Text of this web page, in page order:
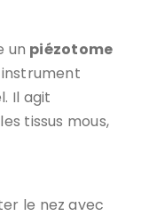
un piézotome
Il agit
tissus mous,
le nez avec